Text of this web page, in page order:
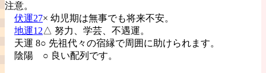
注意。
伏運27× 幼児期は無事でも将来不安。
地運12△ 努力、学芸、不遇運。
天運 8○ 先祖代々の宿縁で周囲に助けられます。
陰陽 ○ 良い配列です。